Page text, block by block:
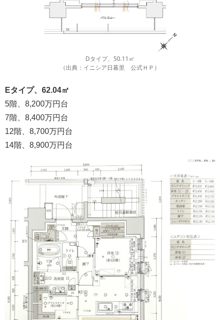
Dタイプ、50.11㎡
（出典：イニシア日暮里 公式ＨＰ）
Eタイプ、62.04㎡
5階、8,200万円台
7階、8,400万円台
12階、8,700万円台
14階、8,900万円台